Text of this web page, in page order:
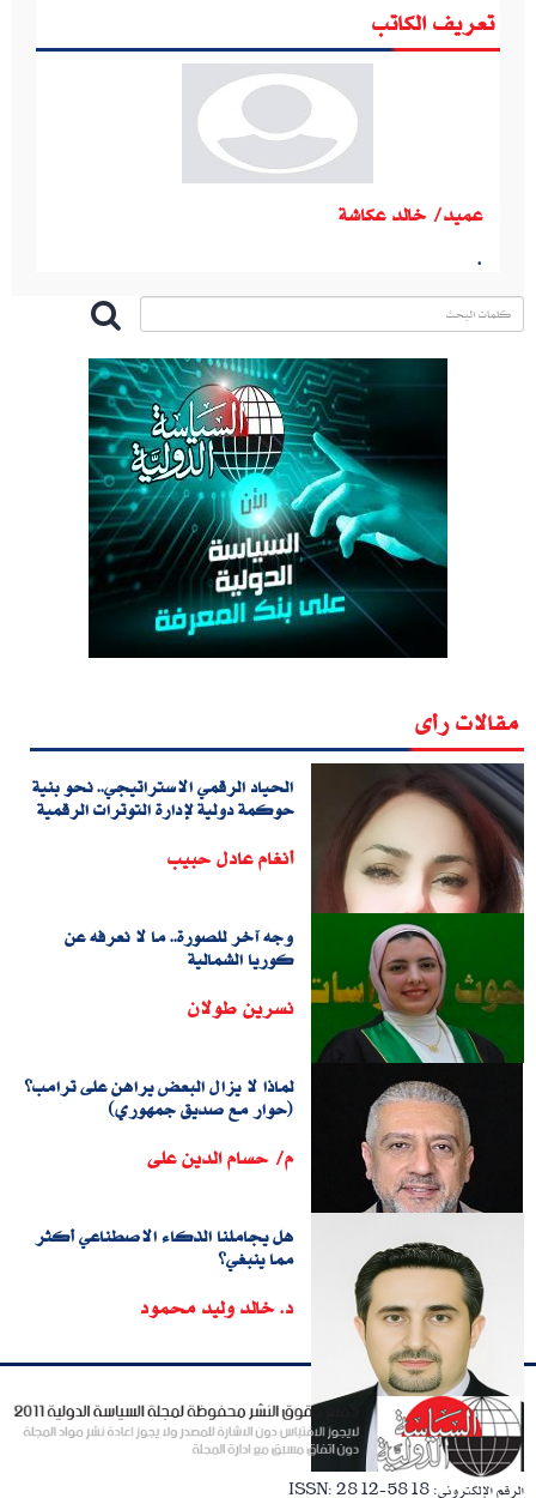
تعريف الكاتب
عميد‮/ ‬خالد عكاشة
.
مقالات رأى
الحياد الرقمي الاستراتيجي.. نحو بنية
حوكمة دولية لإدارة التوترات الرقمية
أنغام عادل حبيب
وجه آخر للصورة.. ما لا نعرفه عن
كوريا الشمالية
نسرين طولان
لماذا لا يزال البعض يراهن على ترامب؟
(حوار مع صديق جمهوري)
م/ حسام الدين على
هل يجاملنا الذكاء الاصطناعي أكثر
مما ينبغي؟
د. خالد وليد محمود
الرقم الإلكترونى: ISSN: 2812-5818